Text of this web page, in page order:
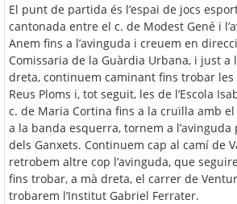
El punt de partida és l’espai de jocs
cantonada entre el c. de Modest Gené i
Anem fins a l’avinguda i creuem en
Comissaria de la Guàrdia Urbana, i just a
dreta, continuem caminant fins trobar les
Reus Ploms i, tot seguit, les de l’Escola
c. de Maria Cortina fins a la cruïlla amb el
a la banda esquerra, tornem a
dels Ganxets. Continuem cap al camí de
retrobem altre cop l’avinguda, que
fins trobar, a mà dreta, el carrer de
trobarem l’Institut Gabriel Ferrater.